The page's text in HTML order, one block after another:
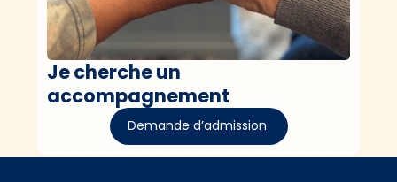
Je cherche un
accompagnement
Demande d’admission